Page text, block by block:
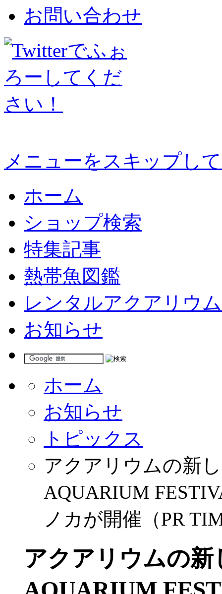
お問い合わせ
メニューをスキップし
ホーム
ショップ検索
特集記事
熱帯魚図鑑
レンタルアクアリウム
お知らせ
ホーム
お知らせ
トピックス
アクアリウムの新
AQUARIUM
ノカが開催（PR
アクアリウムの